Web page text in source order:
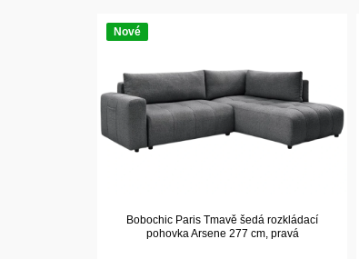
Nové
Bobochic Paris Tmavě šedá rozkládací
pohovka Arsene 277 cm, pravá